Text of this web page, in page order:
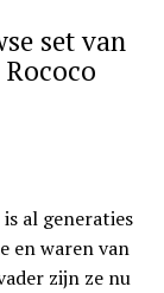
set van
al generaties
en waren van
zijn ze nu